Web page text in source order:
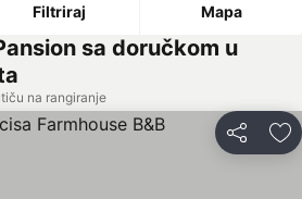
Filtriraj Mapa
sa doručkom u
na rangiranje
Deli